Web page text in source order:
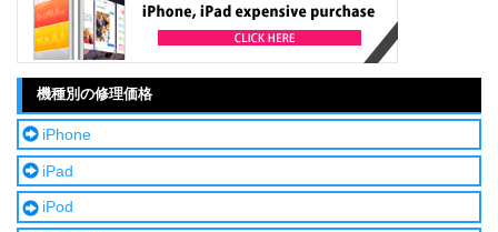
機種別の修理価格
iPhone
iPad
iPod